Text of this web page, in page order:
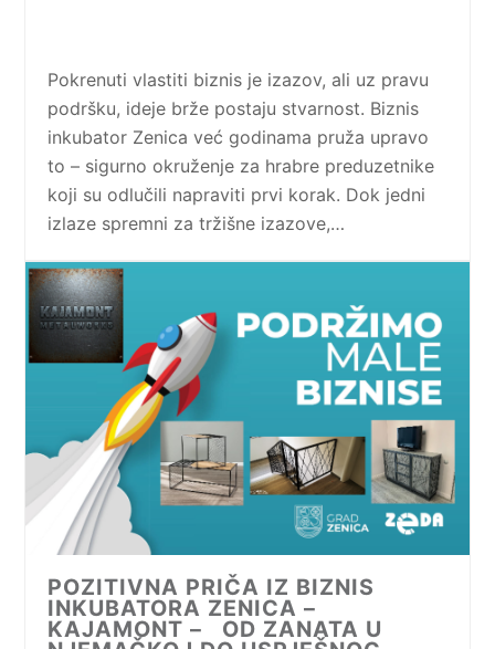
Pokrenuti vlastiti biznis je izazov, ali uz pravu
podršku, ideje brže postaju stvarnost. Biznis
inkubator Zenica već godinama pruža upravo
to – sigurno okruženje za hrabre preduzetnike
koji su odlučili napraviti prvi korak. Dok jedni
izlaze spremni za tržišne izazove,…
POZITIVNA PRIČA IZ BIZNIS
INKUBATORA ZENICA –
KAJAMONT – OD ZANATA U